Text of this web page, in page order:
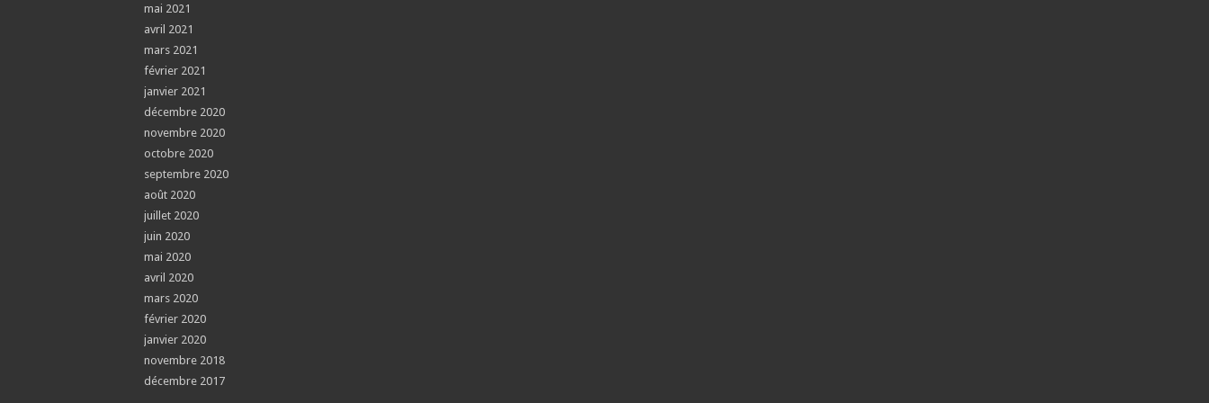
mai 2021
avril 2021
mars 2021
février 2021
janvier 2021
décembre 2020
novembre 2020
octobre 2020
septembre 2020
août 2020
juillet 2020
juin 2020
mai 2020
avril 2020
mars 2020
février 2020
janvier 2020
novembre 2018
décembre 2017